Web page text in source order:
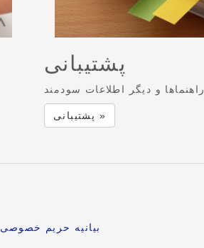
پشتیبانی
راهنماها و دیگر اطلاعات سودمند
پشتیبانی »
بیانیه حریم خصوصی